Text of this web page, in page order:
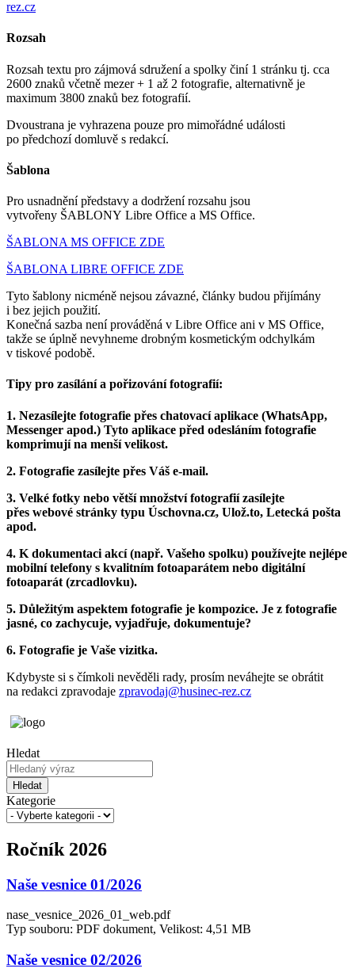
rez.cz
Rozsah
Rozsah textu pro zájmová sdružení a spolky činí 1 stránku tj. cca
2600 znaků včetně mezer + 1 až 2 fotografie, alternativně je
maximum 3800 znaků bez fotografií.
Dvoustrana je vyhrazena pouze pro mimořádné události
po předchozí domluvě s redakcí.
Šablona
Pro usnadnění představy a dodržení rozsahu jsou
vytvořeny ŠABLONY Libre Office a MS Office.
ŠABLONA MS OFFICE ZDE
ŠABLONA LIBRE OFFICE ZDE
Tyto šablony nicméně nejsou závazné, články budou přijímány
i bez jejich použití.
Konečná sazba není prováděná v Libre Office ani v MS Office,
takže se úplně nevyhneme drobným kosmetickým odchylkám
v tiskové podobě.
Tipy pro zasílání a pořizování fotografií:
1. Nezasílejte fotografie přes chatovací aplikace (WhatsApp,
Messenger apod.) Tyto aplikace před odesláním fotografie
komprimují na menší velikost.
2. Fotografie zasílejte přes Váš e-mail.
3. Velké fotky nebo větší množství fotografií zasílejte
přes webové stránky typu Úschovna.cz, Ulož.to, Letecká pošta
apod.
4. K dokumentaci akcí (např. Vašeho spolku) používejte nejlépe
mobilní telefony s kvalitním fotoaparátem nebo digitální
fotoaparát (zrcadlovku).
5. Důležitým aspektem fotografie je kompozice. Je z fotografie
jasné, co zachycuje, vyjadřuje, dokumentuje?
6. Fotografie je Vaše vizitka.
Kdybyste si s čímkoli nevěděli rady, prosím neváhejte se obrátit
na redakci zpravodaje zpravodaj@husinec-rez.cz
Hledat
Hledat
Kategorie
Ročník 2026
Naše vesnice 01/2026
nase_vesnice_2026_01_web.pdf
Typ souboru: PDF dokument, Velikost: 4,51 MB
Naše vesnice 02/2026